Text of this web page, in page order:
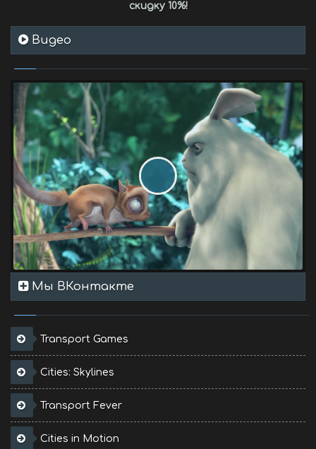
скидку 10%!
Видео
Мы ВКонтакте
Transport Games
Cities: Skylines
Transport Fever
Cities in Motion